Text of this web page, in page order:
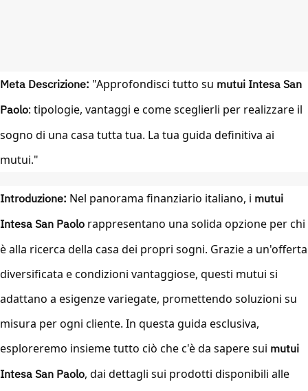
Meta Descrizione: "Approfondisci tutto su mutui Intesa San
Paolo: tipologie, vantaggi e come sceglierli per realizzare il
sogno di una casa tutta tua. La tua guida definitiva ai
mutui."
Introduzione: Nel panorama finanziario italiano, i mutui
Intesa San Paolo rappresentano una solida opzione per chi
è alla ricerca della casa dei propri sogni. Grazie a un'offerta
diversificata e condizioni vantaggiose, questi mutui si
adattano a esigenze variegate, promettendo soluzioni su
misura per ogni cliente. In questa guida esclusiva,
esploreremo insieme tutto ciò che c'è da sapere sui mutui
Intesa San Paolo, dai dettagli sui prodotti disponibili alle